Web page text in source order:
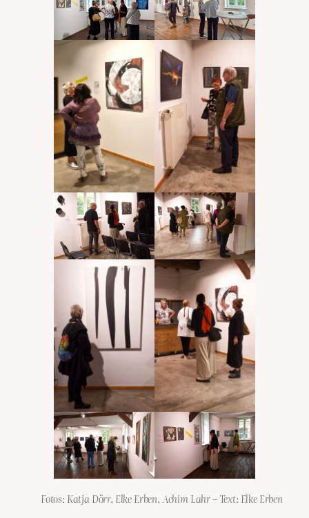
Fotos: Katja Dörr, Elke Erben, Achim Lahr – Text: Elke Erben